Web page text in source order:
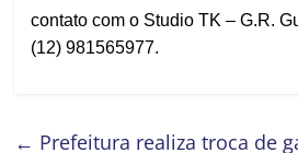
contato com o Studio TK – G.R.
(12) 981565977.
← Prefeitura realiza troca de